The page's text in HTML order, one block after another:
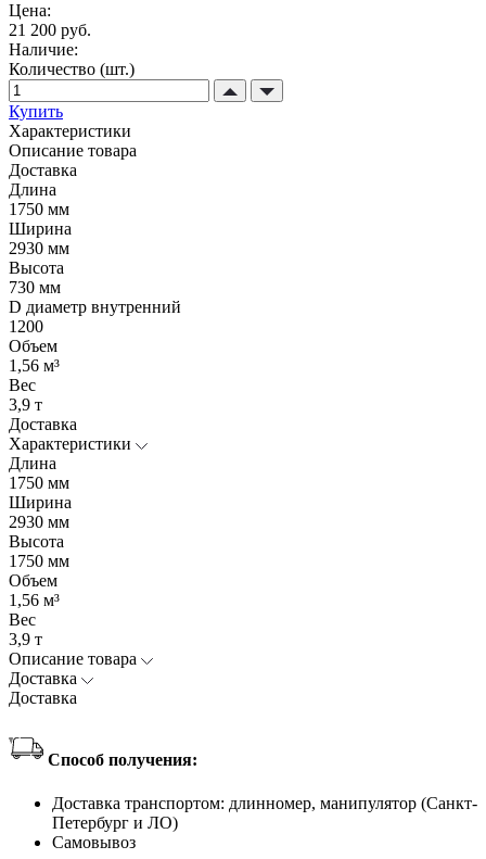
Цена:
21 200 руб.
Наличие:
Количество (шт.)
Купить
Характеристики
Описание товара
Доставка
Длина
1750 мм
Ширина
2930 мм
Высота
730 мм
D диаметр внутренний
1200
Объем
1,56 м³
Вес
3,9 т
Доставка
Характеристики
Длина
1750 мм
Ширина
2930 мм
Высота
1750 мм
Объем
1,56 м³
Вес
3,9 т
Описание товара
Доставка
Доставка
Способ получения:
Доставка транспортом: длинномер, манипулятор (Санкт-
Петербург и ЛО)
Самовывоз